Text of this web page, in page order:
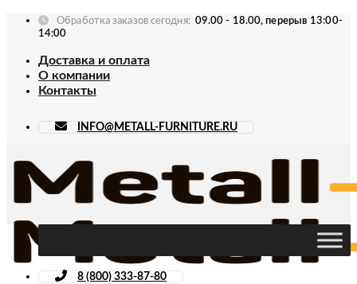
Skip
Обработка заказов сегодня: 09.00 - 18.00, перерыв 13:00-
14:00
Доставка и оплата
О компании
Контакты
INFO@METALL-FURNITURE.RU
8 (800) 333-87-80